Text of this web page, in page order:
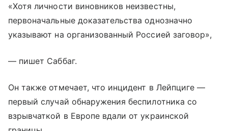
«Хотя личности виновников неизвестны,
первоначальные доказательства однозначно
указывают на организованный Россией заговор»,
— пишет Саббаг.
Он также отмечает, что инцидент в Лейпциге —
первый случай обнаружения беспилотника со
взрывчаткой в Европе вдали от украинской